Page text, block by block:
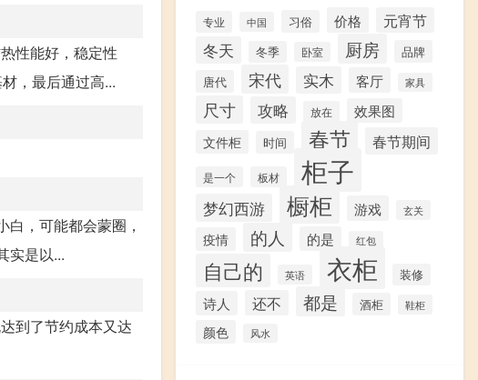
性能好，稳定性
，最后通过高...
，可能都会蒙圈，
实是以...
到了节约成本又达
专业 中国 习俗 价格 元宵节
冬天 冬季 卧室 厨房
品牌
唐代
宋代 实木 客厅 家具
尺寸 攻略 放在 效果图
文件柜 时间 春节 春节期间
是一个 板材 柜子
梦幻西游 橱柜 游戏 玄关
疫情 的人 的是 红包
自己的 英语 衣柜 装修
诗人 还不 都是 酒柜 鞋柜
颜色 风水